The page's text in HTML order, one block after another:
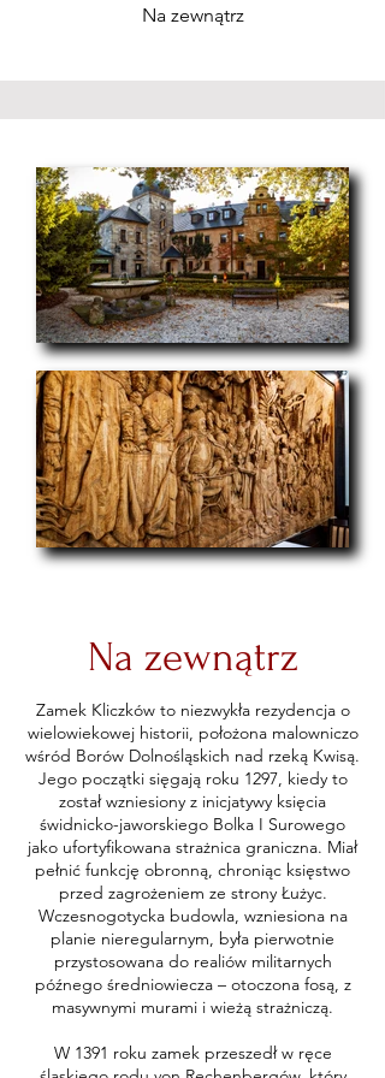
Na zewnątrz
Na zewnątrz
Zamek Kliczków to niezwykła rezydencja o
wielowiekowej historii, położona malowniczo
wśród Borów Dolnośląskich nad rzeką Kwisą.
Jego początki sięgają roku 1297, kiedy to
został wzniesiony z inicjatywy księcia
świdnicko-jaworskiego Bolka I Surowego
jako ufortyfikowana strażnica graniczna. Miał
pełnić funkcję obronną, chroniąc księstwo
przed zagrożeniem ze strony Łużyc.
Wczesnogotycka budowla, wzniesiona na
planie nieregularnym, była pierwotnie
przystosowana do realiów militarnych
późnego średniowiecza – otoczona fosą, z
masywnymi murami i wieżą strażniczą.
W 1391 roku zamek przeszedł w ręce